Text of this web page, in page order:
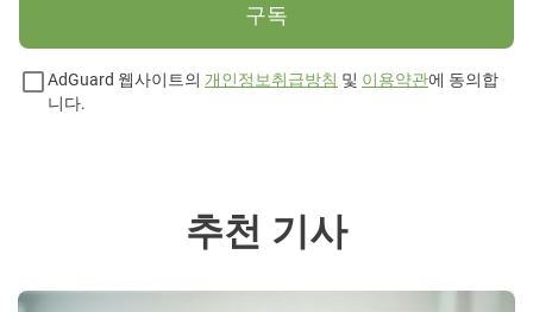
구독
AdGuard 웹사이트의 개인정보취급방침 및 이용약관에 동의합
니다.
추천 기사